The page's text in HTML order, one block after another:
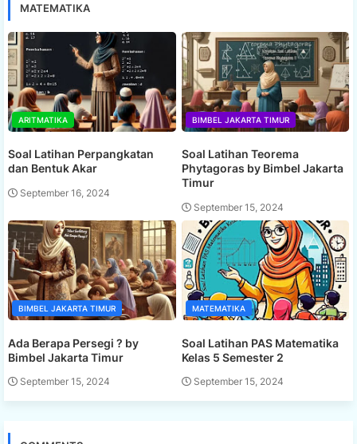
MATEMATIKA
ARITMATIKA
Soal Latihan Perpangkatan
dan Bentuk Akar
September 16, 2024
BIMBEL JAKARTA TIMUR
Soal Latihan Teorema
Phytagoras by Bimbel Jakarta
Timur
September 15, 2024
BIMBEL JAKARTA TIMUR
Ada Berapa Persegi ? by
Bimbel Jakarta Timur
September 15, 2024
MATEMATIKA
Soal Latihan PAS Matematika
Kelas 5 Semester 2
September 15, 2024